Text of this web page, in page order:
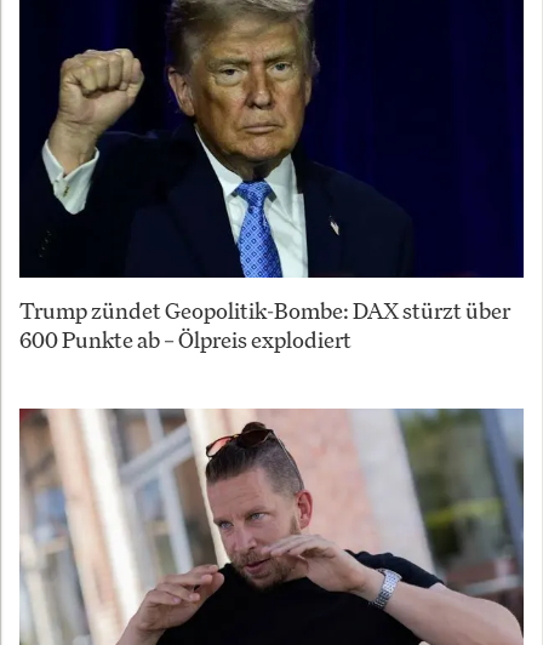
Trump zündet Geopolitik-Bombe: DAX stürzt über
600 Punkte ab – Ölpreis explodiert